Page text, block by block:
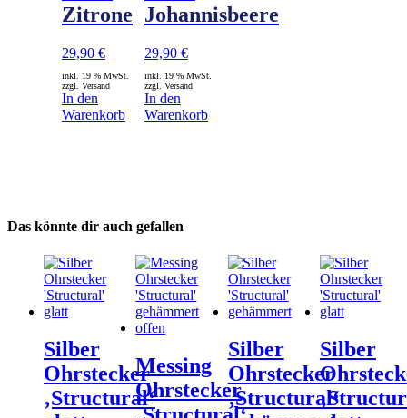
Zitrone
29,90 €
inkl. 19 % MwSt.
zzgl. Versand
In den
Warenkorb
Johannisbeere
29,90 €
inkl. 19 % MwSt.
zzgl. Versand
In den
Warenkorb
Das könnte dir auch gefallen
Silber
Ohrstecker
‚Structural‘
Messing
Ohrstecker
Silber
Ohrstecker
‚Structural‘
Silber